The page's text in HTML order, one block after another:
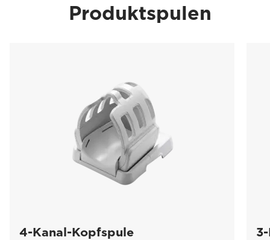
Produktspulen
4-Kanal-Kopfspule